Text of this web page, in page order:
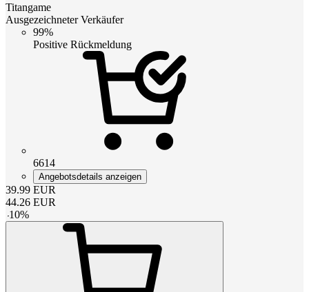
Titangame
Ausgezeichneter Verkäufer
99%
Positive Rückmeldung
6614
Angebotsdetails anzeigen
39.99 EUR
44.26 EUR
-10%